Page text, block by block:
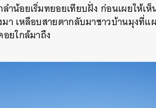
ำน้อยเริ่มทยอยเทียบฝั่ง ก่อนเผยให้เ
า เหลือบสายตากลับมาชาวบ้านมุงที่แ
ยใกล้มาถึง